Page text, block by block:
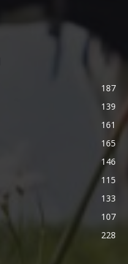
187
139
161
165
146
115
133
107
228